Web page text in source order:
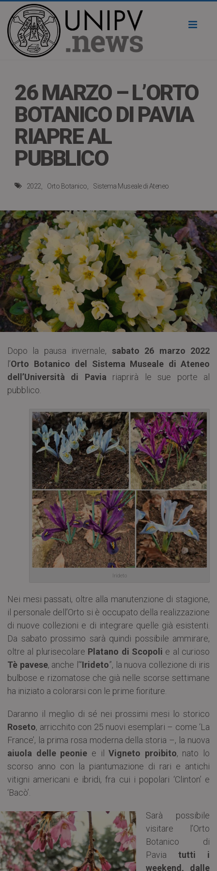
26 MARZO – L’ORTO
BOTANICO DI PAVIA
RIAPRE AL
PUBBLICO
2022 Orto Botanico Sistema Museale di Ateneo
Dopo la pausa invernale, sabato 26 marzo 2022
l’Orto Botanico del Sistema Museale di Ateneo
dell’Università di Pavia riaprirà le sue porte al
pubblico.
Irideto
Nei mesi passati, oltre alla manutenzione di stagione,
il personale dell’Orto si è occupato della realizzazione
di nuove collezioni e di integrare quelle già esistenti.
Da sabato prossimo sarà quindi possibile ammirare,
oltre al plurisecolare Platano di Scopoli e al curioso
Tè pavese, anche l’“Irideto”, la nuova collezione di iris
bulbose e rizomatose che già nelle scorse settimane
ha iniziato a colorarsi con le prime fioriture.
Daranno il meglio di sé nei prossimi mesi lo storico
Roseto, arricchito con 25 nuovi esemplari – come ‘La
France’, la prima rosa moderna della storia –, la nuova
aiuola delle peonie e ilVigneto proibito, nato lo
scorso anno con la piantumazione di rari e antichi
vitigni americani e ibridi, fra cui i popolari ‘Clinton’ e
‘Bacò’.
Sarà possibile
visitare l’Orto
Botanico di
Pavia tutti i
weekend, dalle